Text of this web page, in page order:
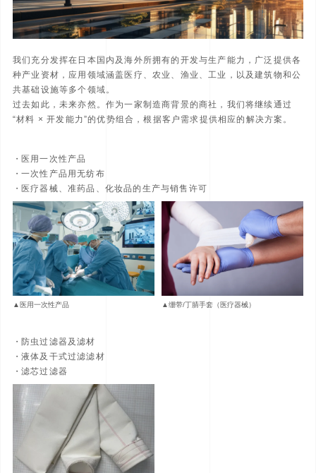
我们充分发挥在日本国内及海外所拥有的开发与生产能力，广泛提供各
种产业资材，应用领域涵盖医疗、农业、渔业、工业，以及建筑物和公
共基础设施等多个领域。
过去如此，未来亦然。作为一家制造商背景的商社，我们将继续通过
“材料 × 开发能力”的优势组合，根据客户需求提供相应的解决方案。
医用一次性产品
一次性产品用无纺布
医疗器械、准药品、化妆品的生产与销售许可
▲医用一次性产品 ▲绷带/丁腈手套（医疗器械）
防虫过滤器及滤材
液体及干式过滤滤材
滤芯过滤器